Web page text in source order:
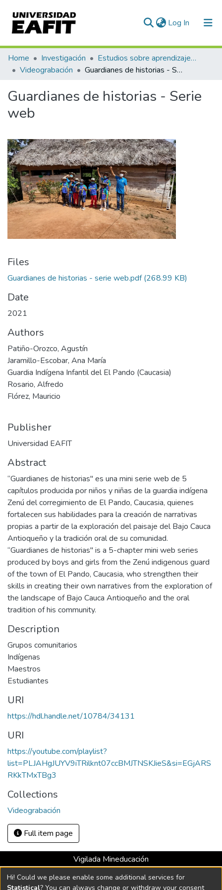
Log In (current)
Communities & Collections
All of DSpace
Statistics
Home Investigación
Estudios sobre aprendizaje y apropiación social del conocimiento
Videograbación
Guardianes de historias - Serie web
Guardianes de historias - Serie
web
Files
Guardianes de historias - serie web.pdf(268.99 KB)
Date
2021
Authors
Patiño-Orozco, Agustín
Jaramillo-Escobar, Ana María
Guardia Indígena Infantil del El Pando (Caucasia)
Rosario, Alfredo
Flórez, Mauricio
Publisher
Universidad EAFIT
Abstract
“Guardianes de historias" es una mini serie web de 5
capítulos producida por niños y niñas de la guardia indígena
Zenú del corregimiento de El Pando, Caucasia, quienes
fortalecen sus habilidades para la creación de narrativas
propias a partir de la exploración del paisaje del Bajo Cauca
Antioqueño y la tradición oral de su comunidad.
“Guardianes de historias" is a 5-chapter mini web series
produced by boys and girls from the Zenú indigenous guard
of the town of El Pando, Caucasia, who strengthen their
skills in creating their own narratives from the exploration of
the landscape of Bajo Cauca Antioqueño and the oral
tradition of his community.
Description
Grupos comunitarios
Indígenas
Maestros
Estudiantes
URI
https://hdl.handle.net/10784/34131
URI
https://youtube.com/playlist?
list=PLJAHgJUYV9iTRilknt07ccBMJTNSKJieS&si=EGjARS
RKkTMxTBg3
Collections
Videograbación
Full item page
Vigilada Mineducación
Universidad con Acreditación Institucional hasta 2026 -
Resolución MEN 2158 de 2018
Hi! Could we please enable some additional services for
Statistical? You can always change or withdraw your consent